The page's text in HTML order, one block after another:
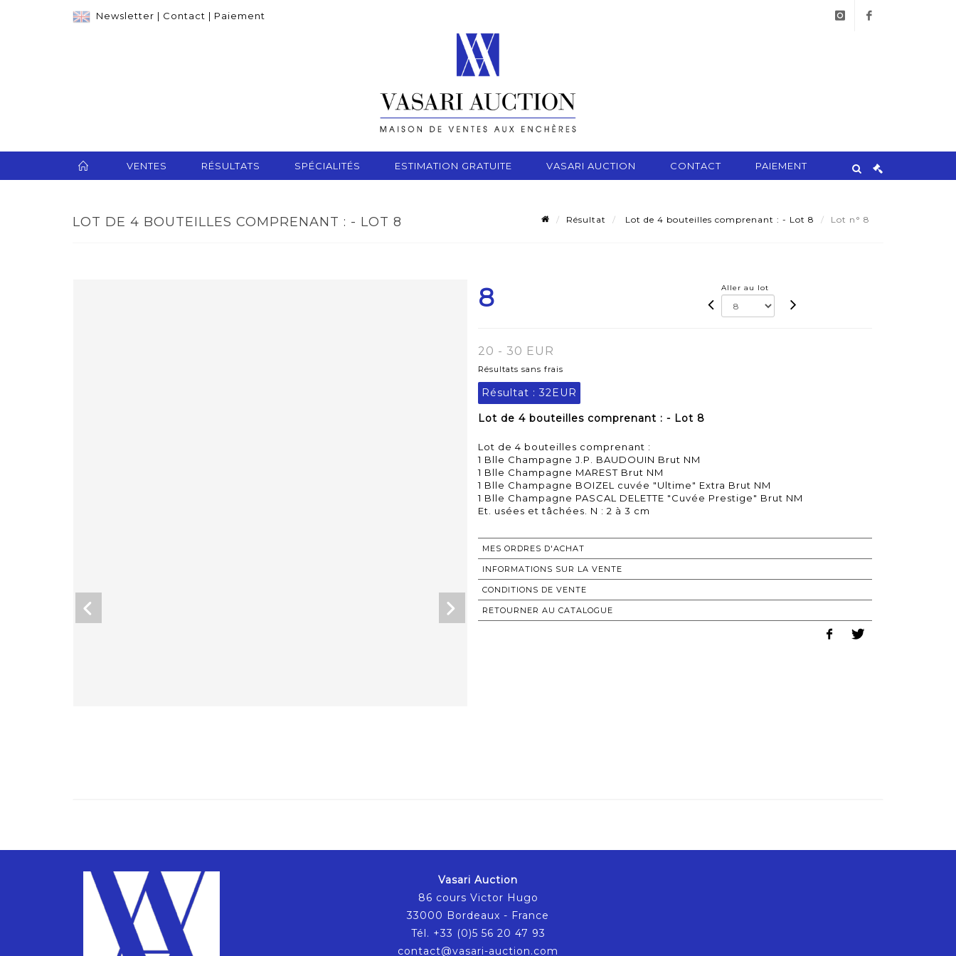
Newsletter | Contact | Paiement
VENTES RÉSULTATS SPÉCIALITÉS ESTIMATION GRATUITE VASARI AUCTION CONTACT PAIEMENT
LOT DE 4 BOUTEILLES COMPRENANT : - LOT 8 Résultat Lot de 4 bouteilles comprenant : - Lot 8 Lot n° 8
8 Aller au lot
20 - 30 EUR
Résultats sans frais
Résultat : 32EUR
Lot de 4 bouteilles comprenant : - Lot 8
Lot de 4 bouteilles comprenant :
1 Blle Champagne J.P. BAUDOUIN Brut NM
1 Blle Champagne MAREST Brut NM
1 Blle Champagne BOIZEL cuvée "Ultime" Extra Brut NM
1 Blle Champagne PASCAL DELETTE "Cuvée Prestige" Brut NM
Et. usées et tâchées. N : 2 à 3 cm
MES ORDRES D'ACHAT
INFORMATIONS SUR LA VENTE
CONDITIONS DE VENTE
RETOURNER AU CATALOGUE
Vasari Auction
86 cours Victor Hugo
33000 Bordeaux - France
Tél. +33 (0)5 56 20 47 93
contact@vasari-auction.com